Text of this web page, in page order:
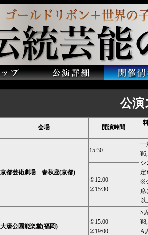
公演
会場 開演時間
京都芸術劇場 春秋座(京都)
15:30
一
シ
定
※
席
以
①12:00
②15:30
大濠公園能楽堂(福岡)
①15:00
②19:00
S
A